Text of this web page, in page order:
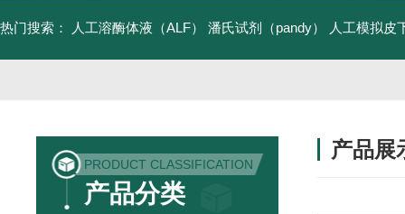
热门搜索： 人工溶酶体液（ALF） 潘氏试剂（pandy） 人工模拟皮
PRODUCT CLASSIFICATION
产品分类
产品展